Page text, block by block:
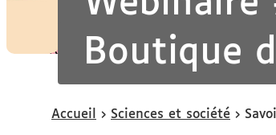
Boutique
Vous
Accueil Sciences et société